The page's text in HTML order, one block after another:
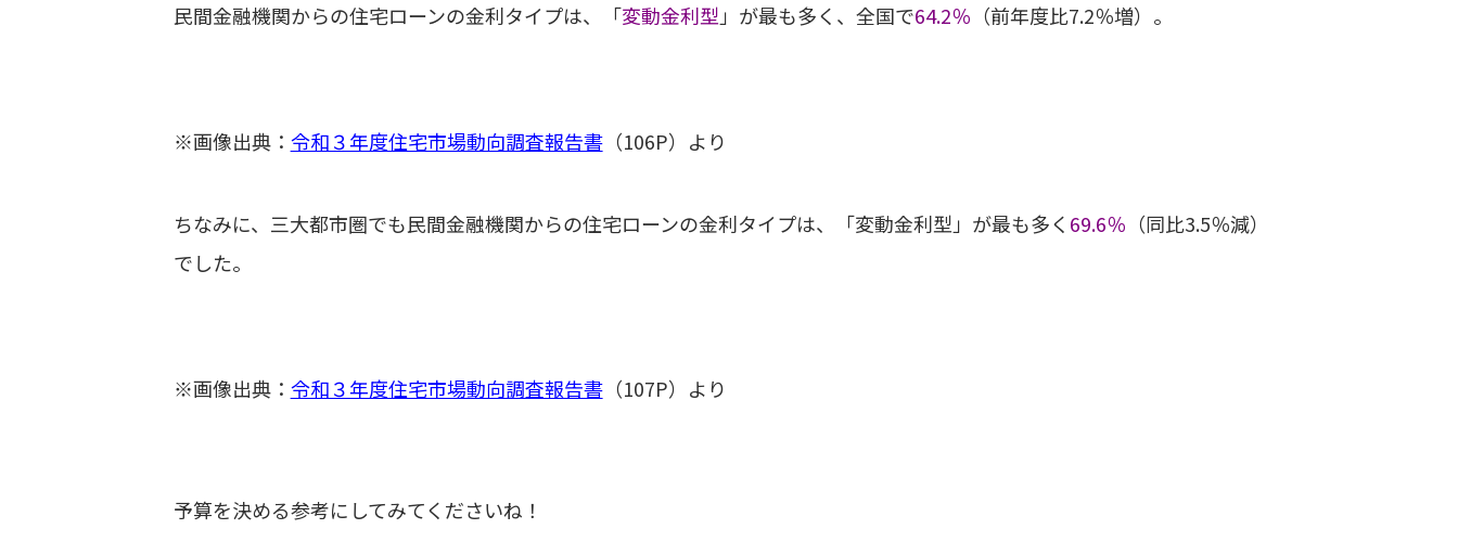
民間金融機関からの住宅ローンの金利タイプは、「変動金利型 」が最も多く、全国で64.2％ （前年度比7.2％増）。
※画像出典： 令和３年度住宅市場動向調査報告書（106P）より
ちなみに、三大都市圏でも民間金融機関からの住宅ローンの金利タイプは、「変動金利型」が最も多く 69.6％ （同比3.5％減）
でした。
※画像出典： 令和３年度住宅市場動向調査報告書（107P）より
予算を決める参考にしてみてくださいね！